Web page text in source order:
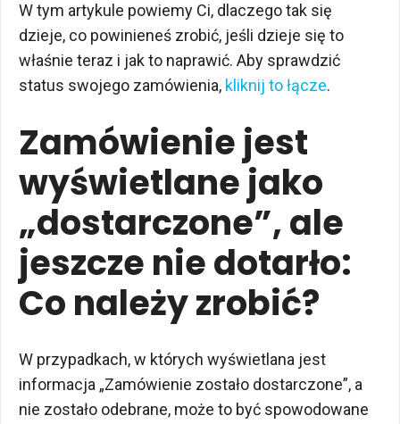
W tym artykule powiemy Ci, dlaczego tak się
dzieje, co powinieneś zrobić, jeśli dzieje się to
właśnie teraz i jak to naprawić. Aby sprawdzić
status swojego zamówienia, kliknij to łącze.
Zamówienie jest
wyświetlane jako
„dostarczone”, ale
jeszcze nie dotarło:
Co należy zrobić?
W przypadkach, w których wyświetlana jest
informacja „Zamówienie zostało dostarczone”, a
nie zostało odebrane, może to być spowodowane